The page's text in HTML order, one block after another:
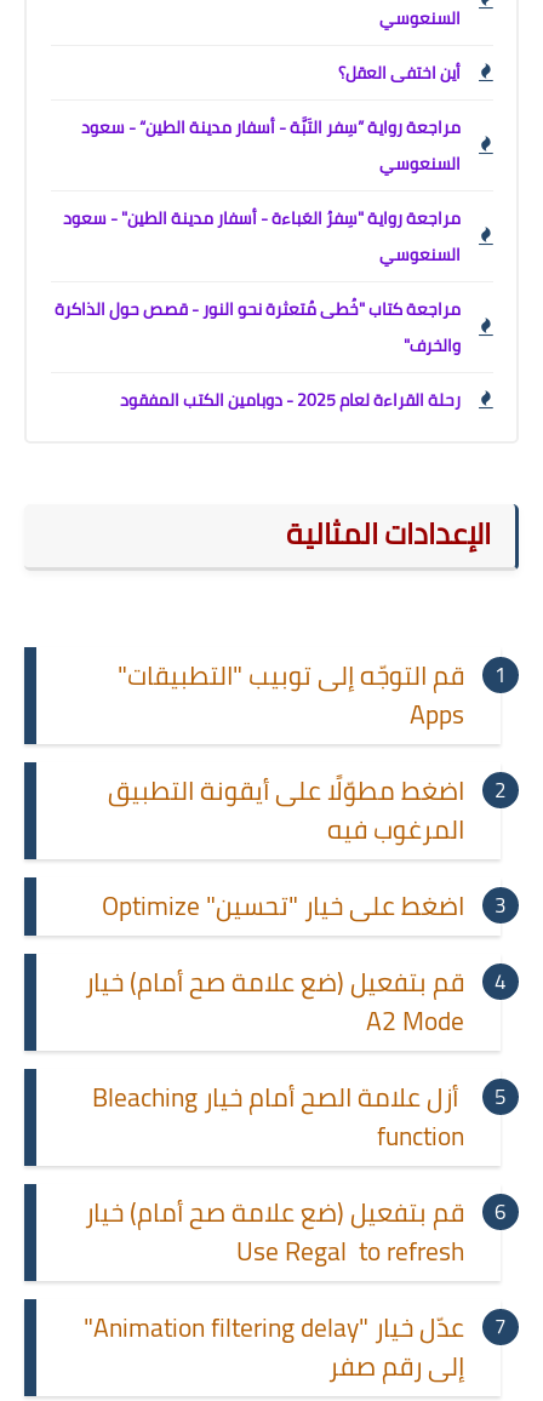
السنعوسي
أين اختفى العقل؟
مراجعة رواية ”سِفر التَبَّة - أسفار مدينة الطين“ - سعود
السنعوسي
مراجعة رواية "سِفرُ العَباءة - أسفار مدينة الطين" - سعود
السنعوسي
مراجعة كتاب "خُطى مُتعثرة نحو النور - قصص حول الذاكرة
والخرف"
رحلة القراءة لعام 2025 - دوبامين الكتب المفقود
الإعدادات المثالية
قم التوجّه إلى توبيب "التطبيقات"
Apps
اضغط مطوّلًا على أيقونة التطبيق
المرغوب فيه
اضغط على خيار "تحسين" Optimize
قم بتفعيل (ضع علامة صح أمام) خيار
A2 Mode
أزل علامة الصح أمام خيار Bleaching
function
قم بتفعيل (ضع علامة صح أمام) خيار
Use Regal to refresh
عدّل خيار "Animation filtering delay"
إلى رقم صفر